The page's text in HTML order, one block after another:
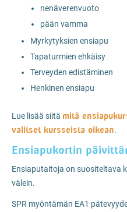
nenäverenvuoto
pään vamma
Myrkytyksien ensiapu
Tapaturmien ehkäisy
Terveyden edistäminen
Henkinen ensiapu
Lue lisää siitä mitä
valitset kursseista oikean.
Ensiapukortin
Ensiaputaitoja on suositeltava
välein.
SPR myöntämän EA1